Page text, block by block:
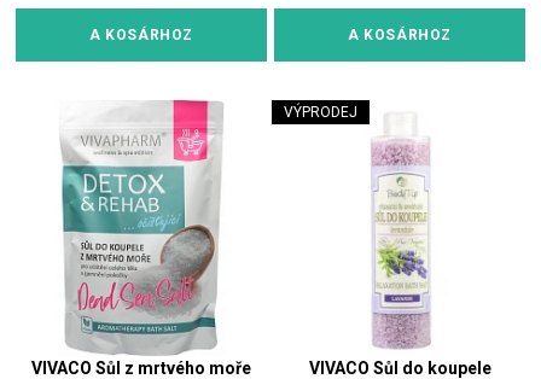
A KOSÁRHOZ A KOSÁRHOZ
VIVACO Sůl z mrtvého moře
VÝPRODEJ
VIVACO Sůl do koupele